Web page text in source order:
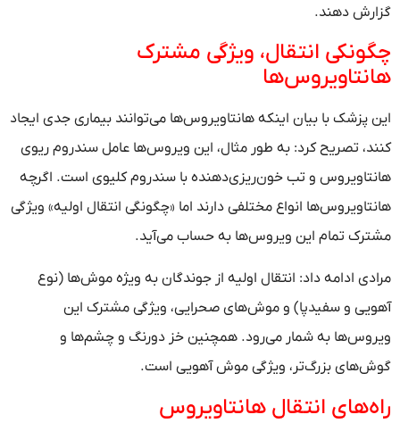
گزارش دهند.
چگونکی انتقال، ویژگی مشترک
هانتاویروس‌ها
این پزشک با بیان اینکه هانتاویروس‌ها می‌توانند بیماری جدی ایجاد
کنند، تصریح کرد: به طور مثال، این ویروس‌ها عامل سندروم ریوی
هانتاویروس و تب خون‌ریزی‌دهنده با سندروم کلیوی است. اگرچه
هانتاویروس‌ها انواع مختلفی دارند اما «چگونگی انتقال اولیه» ویژگی
مشترک تمام این ویروس‌ها به حساب می‌آید.
مرادی ادامه داد: انتقال اولیه از جوندگان به ویژه موش‌ها (نوع
آهویی و سفیدپا) و موش‌های صحرایی، ویژگی مشترک این
ویروس‌ها به شمار می‌رود. همچنین خز دورنگ و چشم‌ها و
گوش‌های بزرگ‌تر، ویژگی موش آهویی است.
راه‌های انتقال هانتاویروس